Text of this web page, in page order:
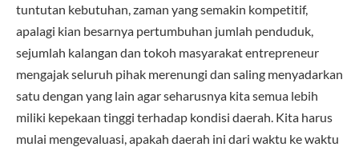
tuntutan kebutuhan, zaman yang semakin kompetitif,
apalagi kian besarnya pertumbuhan jumlah penduduk,
sejumlah kalangan dan tokoh masyarakat entrepreneur
mengajak seluruh pihak merenungi dan saling menyadarkan
satu dengan yang lain agar seharusnya kita semua lebih
miliki kepekaan tinggi terhadap kondisi daerah. Kita harus
mulai mengevaluasi, apakah daerah ini dari waktu ke waktu